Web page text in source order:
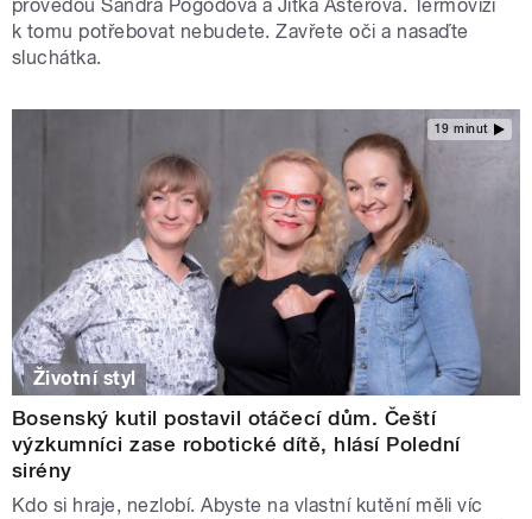
provedou Sandra Pogodová a Jitka Asterová. Termovizi
k tomu potřebovat nebudete. Zavřete oči a nasaďte
sluchátka.
19 minut
Životní styl
Bosenský kutil postavil otáčecí dům. Čeští
výzkumníci zase robotické dítě, hlásí Polední
sirény
Kdo si hraje, nezlobí. Abyste na vlastní kutění měli víc